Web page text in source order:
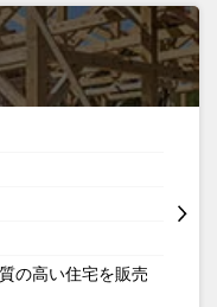
の高い住宅を販売